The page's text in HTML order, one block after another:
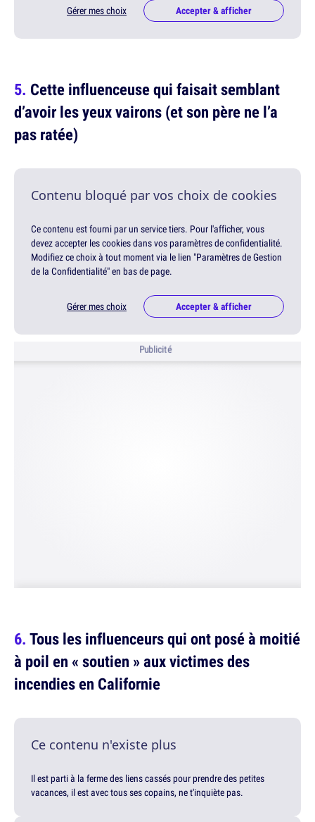
Gérer mes choix Accepter & afficher
Cette influenceuse qui faisait semblant
d’avoir les yeux vairons (et son père ne l’a
pas ratée)
Contenu bloqué par vos choix de cookies
Ce contenu est fourni par un service tiers. Pour l'afficher, vous
devez accepter les cookies dans vos paramètres de confidentialité.
Modifiez ce choix à tout moment via le lien "Paramètres de Gestion
de la Confidentialité" en bas de page.
Gérer mes choix Accepter & afficher
Publicité
Tous les influenceurs qui ont posé à moitié
à poil en « soutien » aux victimes des
incendies en Californie
Ce contenu n'existe plus
Il est parti à la ferme des liens cassés pour prendre des petites
vacances, il est avec tous ses copains, ne t'inquiète pas.